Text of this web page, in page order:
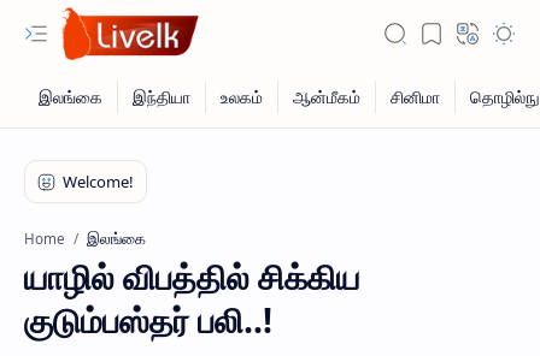
Home இலங்கை
யாழில் விபத்தில் சிக்கிய
குடும்பஸ்தர் பலி..!